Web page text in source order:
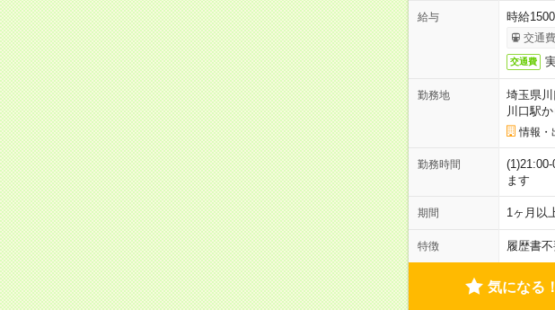
給与 時給
交通
交通費
勤務地
埼玉県
川口駅
情報・
勤務時間
ます
期間 1ヶ月以
特徴 履歴書
気になる！